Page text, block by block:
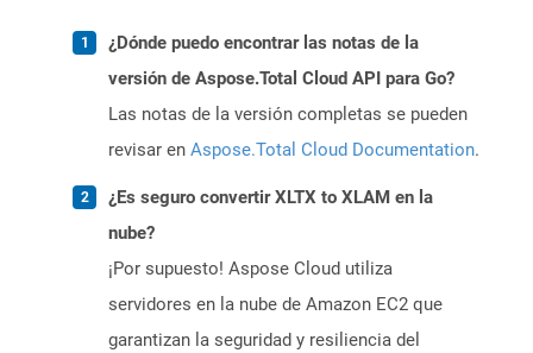
¿Dónde puedo encontrar las notas de la
versión de Aspose.Total Cloud API para Go?
Las notas de la versión completas se pueden
revisar en Aspose.Total Cloud Documentation.
¿Es seguro convertir XLTX to XLAM en la
nube?
¡Por supuesto! Aspose Cloud utiliza
servidores en la nube de Amazon EC2 que
garantizan la seguridad y resiliencia del